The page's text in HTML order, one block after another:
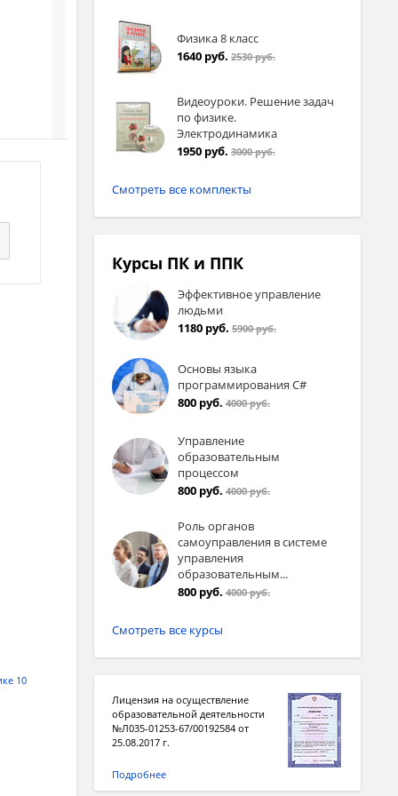
10
Физика 8 класс
1640 руб. 2530 руб.
Видеоуроки. Решение задач
по физике.
Электродинамика
1950 руб. 3000 руб.
Смотреть все комплекты
Курсы ПК и ППК
Эффективное управление
людьми
1180 руб. 5900 руб.
Основы языка
программирования C#
800 руб. 4000 руб.
Управление
образовательным
процессом
800 руб. 4000 руб.
Роль органов
самоуправления в системе
управления
образовательным...
800 руб. 4000 руб.
Смотреть все курсы
Лицензия на осуществление
образовательной деятельности
№Л035-01253-67/00192584 от
25.08.2017 г.
Подробнее